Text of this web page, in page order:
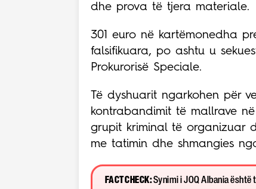
dhe prova të tjera materiale.
301 euro në kartëmonedha
falsifikuara, po ashtu u
Prokurorisë Speciale.
Të dyshuarit ngarkohen për
kontrabandimit të mallrave
grupit kriminal të organizuar
me tatimin dhe shmangies
FACT CHECK:Synimi i JOQ Albania është